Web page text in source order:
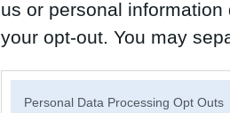
us or personal
your opt-out. You may
Personal Data Processing Opt Outs